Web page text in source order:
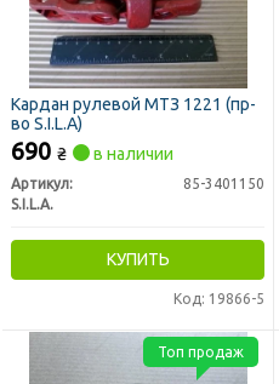
Кардан рулевой МТЗ 1221 (пр-
во S.I.L.A)
690 ₴ в наличии
Артикул:
85-3401150
S.I.L.A.
КУПИТЬ
Код: 19866-5
Топ продаж